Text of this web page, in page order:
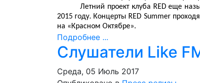
Летний проект клуба RED еще
2015 году. Концерты RED Summer
на «Красном Октябре».
Подробнее ...
Слушатели Like
Среда, 05 Июль 2017